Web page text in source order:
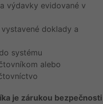
výdavky evidované v
doklady a
systému
alebo
je zárukou bezpečnosti